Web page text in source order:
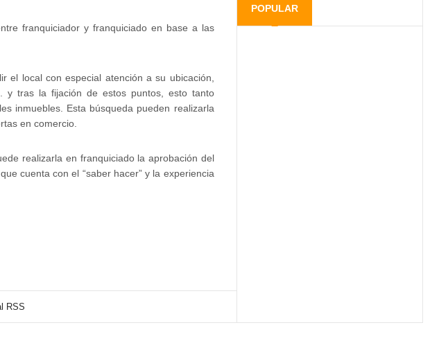
franquiciador y franquiciado en base a las
el local con especial atención a su ubicación,
y tras la fijación de estos puntos, esto tanto
inmuebles. Esta búsqueda pueden realizarla
en comercio.
realizarla en franquiciado la aprobación del
cuenta con el “saber hacer” y la experiencia
RSS
POPULAR